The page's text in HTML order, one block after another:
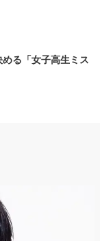
る「女子高生ミス